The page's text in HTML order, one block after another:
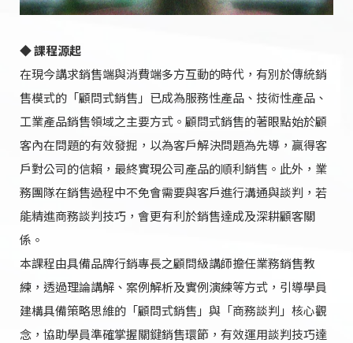
◆ 課程源起
在現今講求銷售端與消費端多方互動的時代，有別於傳統銷
售模式的「顧問式銷售」已成為服務性產品、技術性產品、
工業產品銷售領域之主要方式。顧問式銷售的著眼點始於顧
客內在問題的有效發掘，以為客戶解決問題為先導，贏得客
戶對公司的信賴，最終實現公司產品的順利銷售。此外，業
務團隊在銷售過程中不免會需要與客戶進行溝通與談判，若
能精進商務談判技巧，會更有利於銷售達成及深耕顧客關
係。
本課程由具備品牌行銷專長之顧問級講師擔任業務銷售教
練，透過理論講解、案例解析及實例演練等方式，引導學員
建構具備策略思維的「顧問式銷售」與「商務談判」核心觀
念，協助學員準確掌握關鍵銷售環節，有效運用談判技巧達